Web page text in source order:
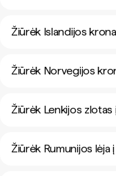
Žiūrėk Islandijos
Žiūrėk Norvegijos
Žiūrėk Lenkijos
Žiūrėk Rumunijos lėja